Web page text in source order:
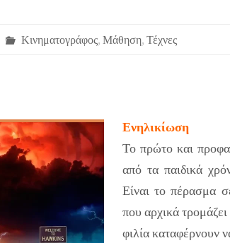
Κινηματογράφος,Μάθηση,Τέχνες
Ενηλικίωση
Το πρώτο και
από τα παιδικά
Είναι το πέρασμα
που αρχικά
φιλία καταφέρνουν